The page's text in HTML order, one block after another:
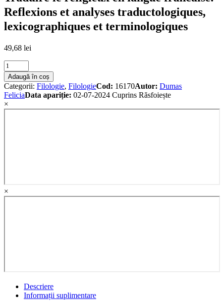
Reflexions et analyses traductologiques,
lexicographiques et terminologiques
49,68 lei
Traduire
le
religieux
en
langue
francaise.
Adaugă în coș
Categorii: Filologie, FilologieCod: 16170Autor: Dumas
FeliciaData apariție: 02-07-2024 Cuprins Răsfoiește
×
×
Descriere
Informații suplimentare